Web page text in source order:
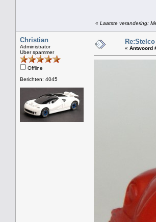
« Laatste verandering:
Christian
Administrator
Uber spammer
Offline
Berichten: 4045
« Antwoord